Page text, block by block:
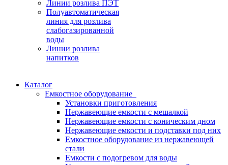
Линии розлива ПЭТ
Полуавтоматическая
линия для розлива
слабогазированной
воды
Линии розлива
напитков
Каталог
Емкостное оборудование
Установки приготовления
Нержавеющие емкости с мешалкой
Нержавеющие емкости с коническим дном
Нержавеющие емкости и подставки под них
Емкостное оборудование из нержавеющей
стали
Емкости с подогревом для воды